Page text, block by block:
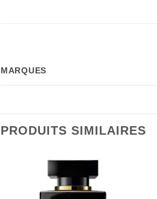
MARQUES
PRODUITS SIMILAIRES